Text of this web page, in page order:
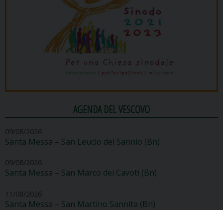
AGENDA DEL VESCOVO
09/08/2026
Santa Messa – San Leucio del Sannio (Bn)
09/08/2026
Santa Messa – San Marco dei Cavoti (Bn)
11/08/2026
Santa Messa – San Martino Sannita (Bn)